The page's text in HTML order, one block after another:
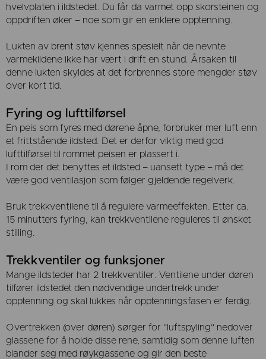
hvelvplaten i ildstedet. Du får da varmet opp skorsteinen og
oppdriften øker – noe som gir en enklere opptenning.
Lukten av brent støv kjennes spesielt når de nevnte
varmekildene ikke har vært i drift en stund. Årsaken til
denne lukten skyldes at det forbrennes store mengder støv
over kort tid.
Fyring og lufttilførsel
En peis som fyres med dørene åpne, forbruker mer luft enn
et frittstående ildsted. Det er derfor viktig med god
lufttilførsel til rommet peisen er plassert i.
I rom der det benyttes et ildsted – uansett type – må det
være god ventilasjon som følger gjeldende regelverk.
Bruk trekkventilene til å regulere varmeeffekten. Etter ca.
15 minutters fyring, kan trekkventilene reguleres til ønsket
stilling.
Trekkventiler og funksjoner
Mange ildsteder har 2 trekkventiler. Ventilene under døren
tilfører ildstedet den nødvendige undertrekk under
opptenning og skal lukkes når opptenningsfasen er ferdig.
Overtrekken (over døren) sørger for "luftspyling" nedover
glassene for å holde disse rene, samtidig som denne luften
blander seg med røykgassene og gir den beste